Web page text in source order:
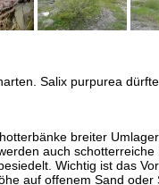
Salix purpurea
breiter
auch
Wichtig ist das
auf offenem Sand oder